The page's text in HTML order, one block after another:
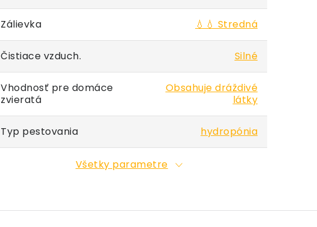
Zálievka 💧💧 Stredná
Čistiace vzduch. Silné
Vhodnosť pre domáce
zvieratá
Obsahuje dráždivé
látky
Typ pestovania hydropónia
Všetky parametre